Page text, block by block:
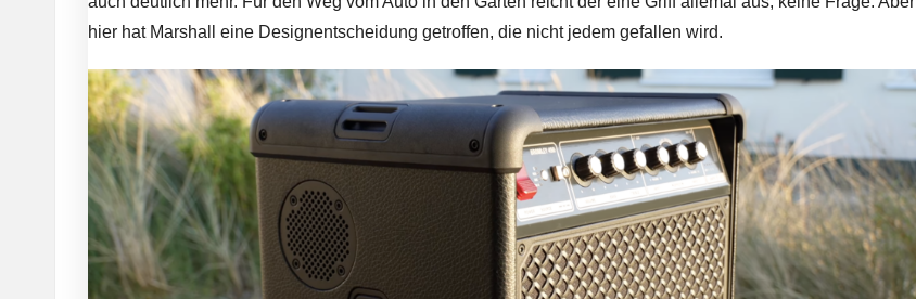
hier hat Marshall eine Designentscheidung getroffen, die nicht jedem gefallen wird.